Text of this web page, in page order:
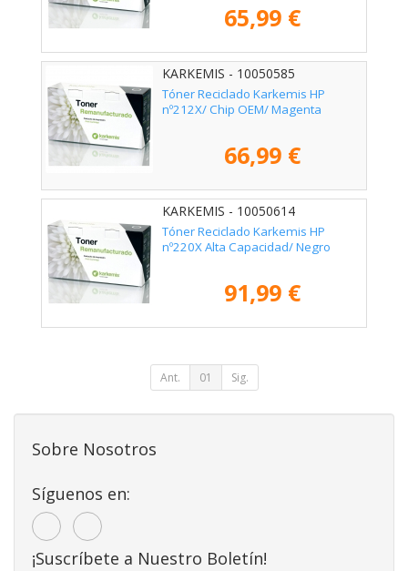
65,99 €
KARKEMIS - 10050585
Tóner Reciclado Karkemis HP
nº212X/ Chip OEM/ Magenta
66,99 €
KARKEMIS - 10050614
Tóner Reciclado Karkemis HP
nº220X Alta Capacidad/ Negro
91,99 €
Ant. 01 Sig.
Sobre Nosotros
Síguenos en:
¡Suscríbete a Nuestro Boletín!